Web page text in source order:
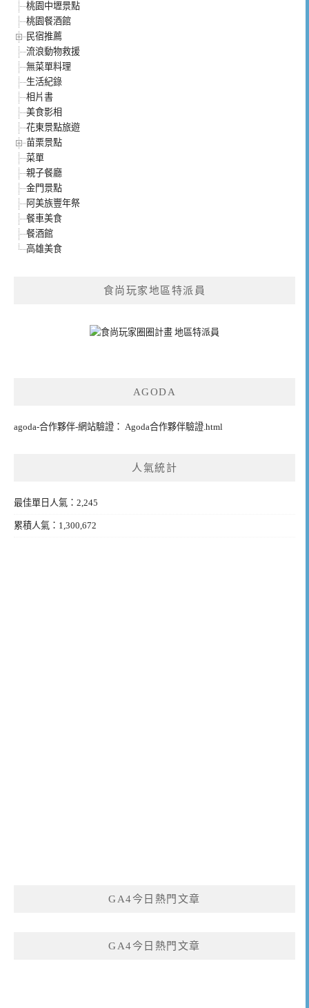
桃園中壢景點
桃園餐酒館
民宿推薦
流浪動物救援
無菜單料理
生活紀錄
相片書
美食影相
花東景點旅遊
苗栗景點
菜單
親子餐廳
金門景點
阿美族豐年祭
餐車美食
餐酒館
高雄美食
食尚玩家地區特派員
AGODA
agoda-合作夥伴-網站驗證： Agoda合作夥伴驗證.html
人氣統計
最佳單日人氣：2,245
累積人氣：1,300,672
GA4今日熱門文章
GA4今日熱門文章